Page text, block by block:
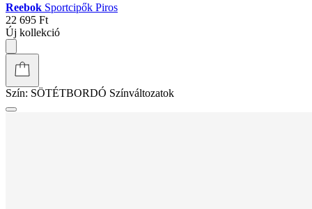
Reebok Sportcipők Piros
22 695 Ft
Új kollekció
Szín: SÖTÉTBORDÓ Színváltozatok